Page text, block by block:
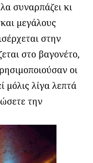
συναρπάζει κι
μεγάλους
στην
στο βαγονέτο,
οι
μόλις λίγα λεπτά
την